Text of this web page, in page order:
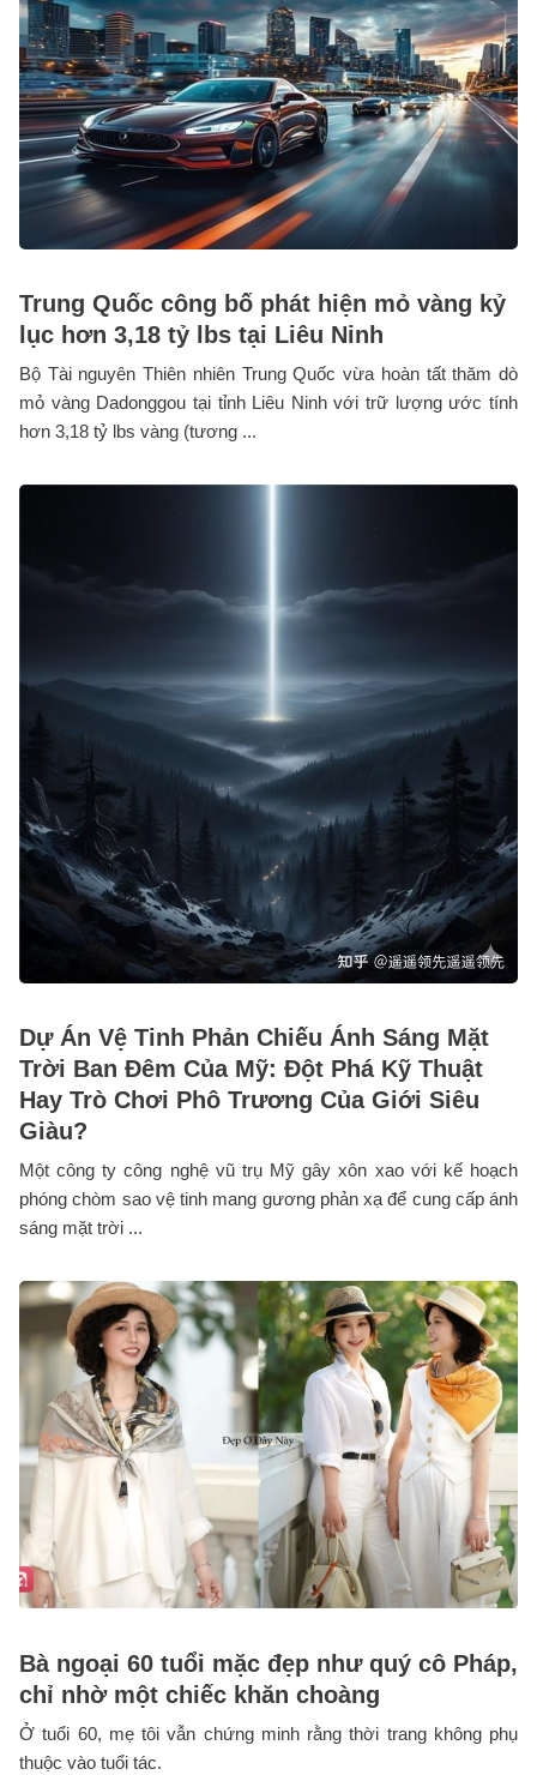
Trung Quốc công bố phát hiện mỏ vàng kỷ
lục hơn 3,18 tỷ lbs tại Liêu Ninh
Bộ Tài nguyên Thiên nhiên Trung Quốc vừa hoàn tất thăm dò
mỏ vàng Dadonggou tại tỉnh Liêu Ninh với trữ lượng ước tính
hơn 3,18 tỷ lbs vàng (tương ...
Dự Án Vệ Tinh Phản Chiếu Ánh Sáng Mặt
Trời Ban Đêm Của Mỹ: Đột Phá Kỹ Thuật
Hay Trò Chơi Phô Trương Của Giới Siêu
Giàu?
Một công ty công nghệ vũ trụ Mỹ gây xôn xao với kế hoạch
phóng chòm sao vệ tinh mang gương phản xạ để cung cấp ánh
sáng mặt trời ...
Bà ngoại 60 tuổi mặc đẹp như quý cô Pháp,
chỉ nhờ một chiếc khăn choàng
Ở tuổi 60, mẹ tôi vẫn chứng minh rằng thời trang không phụ
thuộc vào tuổi tác.